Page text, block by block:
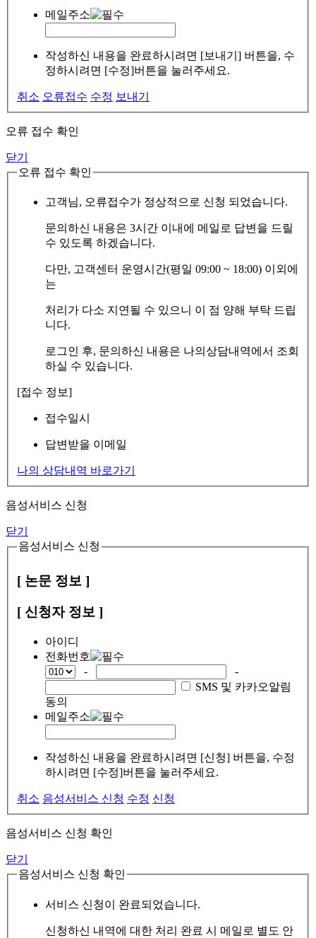
메일주소
작성하신 내용을 완료하시려면 [보내기] 버튼을, 수
정하시려면 [수정]버튼을 눌러주세요.
취소 오류접수 수정 보내기
오류 접수 확인
닫기
오류 접수 확인
고객님, 오류접수가 정상적으로 신청 되었습니다.
문의하신 내용은 3시간 이내에 메일로 답변을 드릴
수 있도록 하겠습니다.
다만, 고객센터 운영시간(평일 09:00 ~ 18:00) 이외에
는
처리가 다소 지연될 수 있으니 이 점 양해 부탁 드립
니다.
로그인 후, 문의하신 내용은 나의상담내역에서 조회
하실 수 있습니다.
[접수 정보]
접수일시
답변받을 이메일
나의 상담내역 바로가기
음성서비스 신청
닫기
음성서비스 신청
[ 논문 정보 ]
[ 신청자 정보 ]
아이디
전화번호
-
-
SMS 및 카카오알림
동의
메일주소
작성하신 내용을 완료하시려면 [신청] 버튼을, 수정
하시려면 [수정]버튼을 눌러주세요.
취소 음성서비스 신청 수정 신청
음성서비스 신청 확인
닫기
음성서비스 신청 확인
서비스 신청이 완료되었습니다.
신청하신 내역에 대한 처리 완료 시 메일로 별도 안